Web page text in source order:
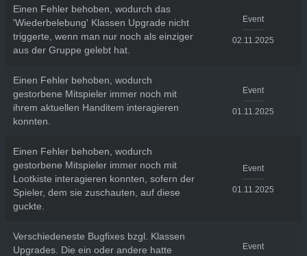
Einen Fehler behoben, wodurch das
'Wiederbelebung' Klassen Upgrade nicht
triggerte, wenn man nur noch als einziger
aus der Gruppe gelebt hat.
Event
02.11.2025
Einen Fehler behoben, wodurch
gestorbene Mitspieler immer noch mit
ihrem aktuellen Handitem interagieren
konnten.
Event
01.11.2025
Einen Fehler behoben, wodurch
gestorbene Mitspieler immer noch mit
Lootkiste interagieren konnten, sofern der
Spieler, dem sie zuschauten, auf diese
guckte.
Event
01.11.2025
Verschiedeneste Bugfixes bzgl. Klassen
Upgrades. Die ein oder andere hatte
Event